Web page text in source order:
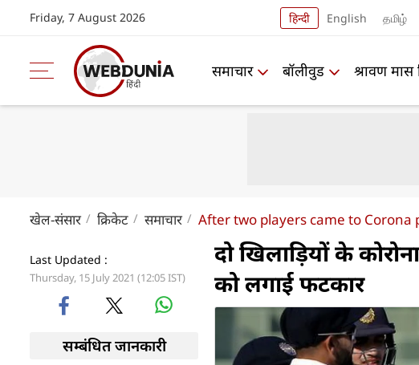
Friday, 7 August 2026 हिन्दी English தமிழ்
समाचार बॉलीवुड श्रावण मास
खेल-संसार क्रिकेट समाचार After two players came to Corona
Last Updated :
Thursday, 15 July 2021 (12:05 IST)
सम्बंधित जानकारी
दो खिलाड़ियों के
को लगाई फटकार